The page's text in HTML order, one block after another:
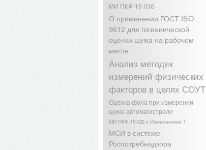
МИ ПКФ-16-036
О применении ГОСТ ISO
9612 для гигиенической
оценки шума на рабочем
месте
Анализ методик
измерений физических
факторов в целях СОУТ
Оценка фона при измерении
шума автомагистрали
МИ ПКФ-15-022 с Изменением 1
МСИ в системе
Роспотребнадзора